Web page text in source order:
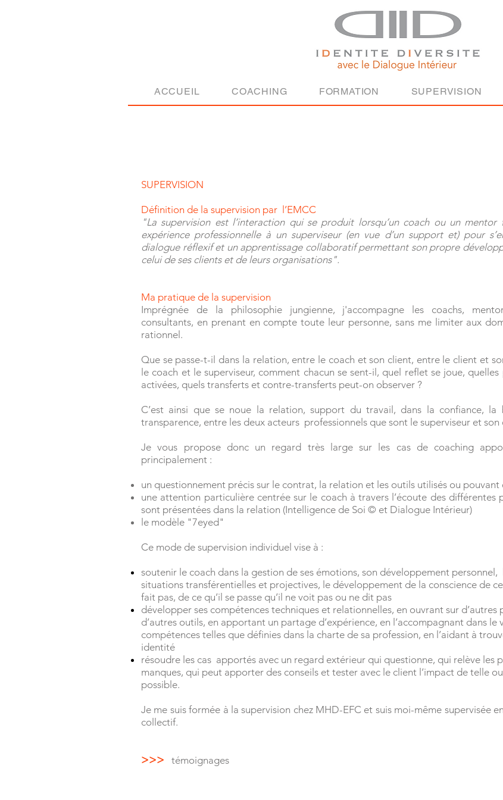
ACCUEIL COACHING FORMATION SUPERVISION
SUPERVISION
Définition de la supervision par l’EMCC
"La supervision est l’interaction qui se produit lorsqu’un coach ou un
expérience professionnelle à un superviseur (en vue d’un support et) pour
dialogue réflexif et un apprentissage collaboratif permettant son propre
celui de ses clients et de leurs organisations".
Ma pratique de la supervision
Imprégnée de la philosophie jungienne, j'accompagne les coachs,
consultants, en prenant en compte toute leur personne, sans me limiter aux
rationnel.
Que se passe-t-il dans la relation, entre le coach et son client, entre le client et
le coach et le superviseur, comment chacun se sent-il, quel reflet se joue,
activées, quels transferts et contre-transferts peut-on observer ?
C’est ainsi que se noue la relation, support du travail, dans la confiance, la
transparence, entre les deux acteurs professionnels que sont le superviseur et son
Je vous propose donc un regard très large sur les cas de coaching
principalement :
un questionnement précis sur le contrat, la relation et les outils utilisés ou pouvant
une attention particulière centrée sur le coach à travers l’écoute des différentes
sont présentées dans la relation (Intelligence de Soi © et Dialogue Intérieur)
le modèle "7eyed"
Ce mode de supervision individuel vise à :
soutenir le coach dans la gestion de ses émotions, son développement personnel,
situations transférentielles et projectives, le développement de la conscience de
fait pas, de ce qu’il se passe qu’il ne voit pas ou ne dit pas
développer ses compétences techniques et relationnelles, en ouvrant sur d’autres
d’autres outils, en apportant un partage d’expérience, en l’accompagnant dans le
compétences telles que définies dans la charte de sa profession, en l’aidant à
identité
résoudre les cas apportés avec un regard extérieur qui questionne, qui relève les
manques, qui peut apporter des conseils et tester avec le client l’impact de telle
possible.
Je me suis formée à la supervision chez MHD-EFC et suis moi-même supervisée
collectif.
>>> témoignages